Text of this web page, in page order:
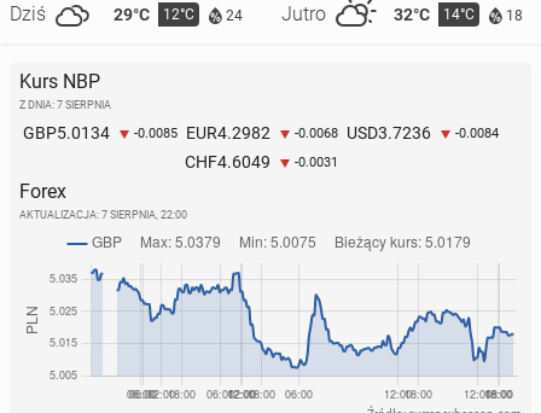
Dziś 29°C 12°C 24 Jutro 32°C 14°C 18
Kurs NBP
Z DNIA: 7 SIERPNIA
GBP5.0134 -0.0085 EUR4.2982 -0.0068 USD3.7236 -0.0084
CHF4.6049 -0.0031
Forex
AKTUALIZACJA: 7 SIERPNIA, 22:00